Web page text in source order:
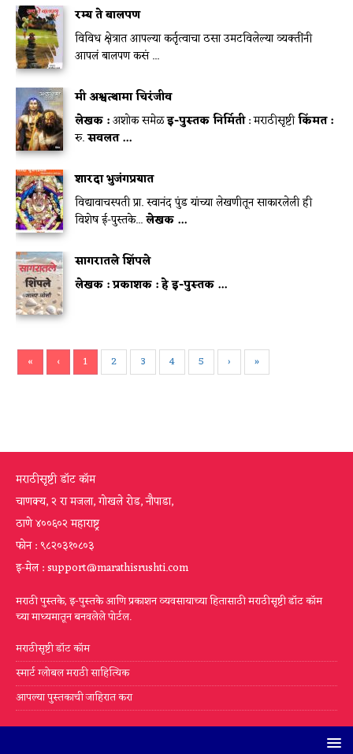
रम्य ते बालपण
विविध क्षेत्रात आपल्या कर्तृत्वाचा ठसा उमटविलेल्या व्यक्तींनी
आपलं बालपण कसं ...
मी अश्वत्थामा चिरंजीव
लेखक :अशोक समेळइ-पुस्तक निर्मिती: मराठीसृष्टीकिंमत :
रु.सवलत ...
शारदा भुजंगप्रयात
विद्यावाचस्पती प्रा. स्वानंद पुंड यांच्या लेखणीतून साकारलेली ही
विशेष ई-पुस्तके...लेखक ...
सागरातले शिंपले
लेखक :प्रकाशक :हे इ-पुस्तक ...
« ‹ 1 2 3 4 5 › »
मराठीसृष्टी डॉट कॉम
चाणक्य, २ रा मजला, गोखले रोड, नौपाडा,
ठाणे ४००६०२ महाराष्ट्र
फोन : ९८२०३१०८०३
इ-मेल : support@marathisrushti.com
मराठी पुस्तके, इ-पुस्तके आणि प्रकाशन व्यवसायाच्या हितासाठी मराठीसृष्टी डॉट कॉम
च्या माध्यमातून बनवलेले पोर्टल.
मराठीसृष्टी डॉट कॉम
स्मार्ट ग्लोबल मराठी साहित्यिक
आपल्या पुस्तकाची जाहिरात करा